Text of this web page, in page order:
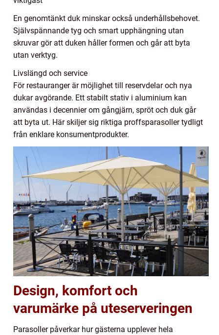
En genomtänkt duk minskar också underhållsbehovet.
Självspännande tyg och smart upphängning utan
skruvar gör att duken håller formen och går att byta
utan verktyg.
Livslängd och service
För restauranger är möjlighet till reservdelar och nya
dukar avgörande. Ett stabilt stativ i aluminium kan
användas i decennier om gångjärn, spröt och duk går
att byta ut. Här skiljer sig riktiga proffsparasoller tydligt
från enklare konsumentprodukter.
Design, komfort och
varumärke på uteserveringen
Parasoller påverkar hur gästerna upplever hela